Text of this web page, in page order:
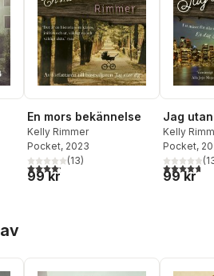
antal röster:
En mors bekännelse
Kelly Rimmer
Pocket, 2023
4,2utav 5 stjärnor. Totalt antal röster:
(13)
99 kr
Jag
Kelly
Pocket,
4,7utav 5(
99 kr